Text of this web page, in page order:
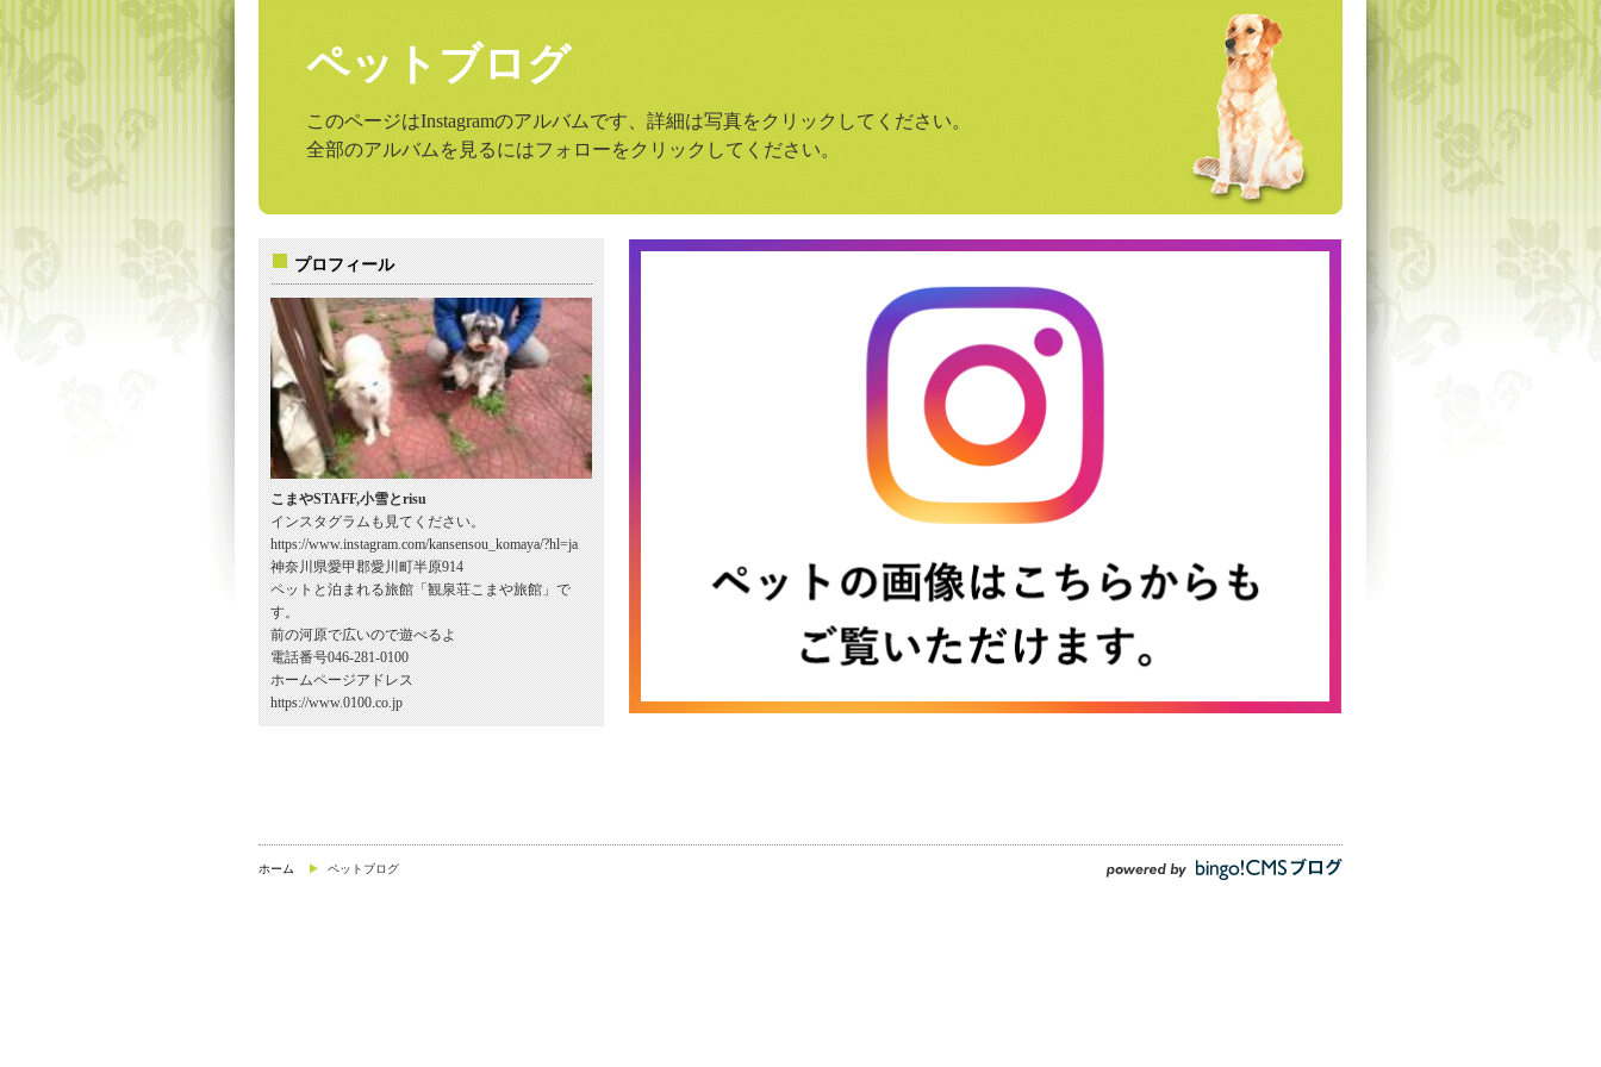
ペットブログ
このページはInstagramのアルバムです、詳細は写真をクリックしてください。
全部のアルバムを見るにはフォローをクリックしてください。
プロフィール
こまやSTAFF,小雪とrisu
インスタグラムも見てください。
https://www.instagram.com/kansensou_komaya/?hl=ja
神奈川県愛甲郡愛川町半原914
ペットと泊まれる旅館「観泉荘こまや旅館」で
す。
前の河原で広いので遊べるよ
電話番号046-281-0100
ホームページアドレス
https://www.0100.co.jp
ホーム ペットブログ